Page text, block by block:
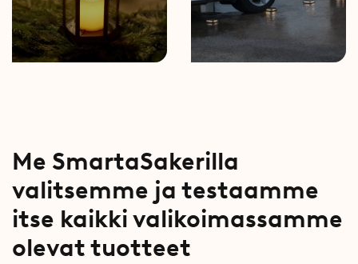
Me SmartaSakerilla
valitsemme ja testaamme
itse kaikki valikoimassamme
olevat tuotteet